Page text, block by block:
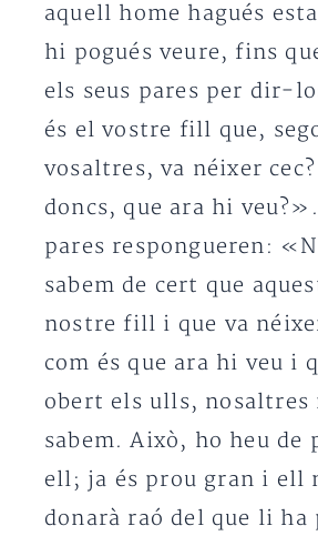
aquell home hagués
hi pogués veure, fins
els seus pares per dir-
és el vostre fill que,
vosaltres, va néixer cec?
doncs, que ara hi
pares respongueren:
sabem de cert que
nostre fill i que va
com és que ara hi veu i
obert els ulls, nosaltres
sabem. Això, ho heu de
ell; ja és prou gran i ell
donarà raó del que li ha